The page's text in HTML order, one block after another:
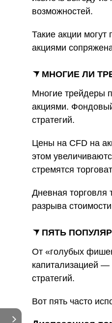
возможностей.
Такие акции могут
акциями
МНОГИЕ ЛИ
Многие трейдеры
акциями.
стратегий.
Цены на CFD на
этом
стремятся
Дневная торговля
разрыва
ПЯТЬ
От «голубых
капитализацией
стратегий.
Вот пять часто